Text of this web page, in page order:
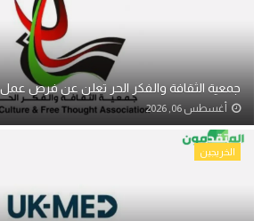
جمعية الثقافة والفكر الحر تعلن عن فرص عمل
أغسطس 06, 2026
الخريجين